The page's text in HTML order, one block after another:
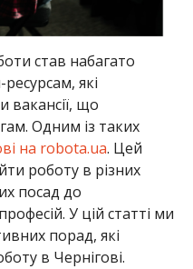
став набагато
які
що
Одним із таких
на robota.ua. Цей
роботу в різних
посад до
У цій статті ми
порад, які
в Чернігові.